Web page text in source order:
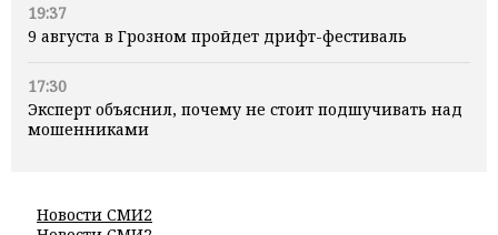
19:37
9 августа в Грозном пройдет дрифт-фестиваль
17:30
Эксперт объяснил, почему не стоит подшучивать над
мошенниками
Новости СМИ2